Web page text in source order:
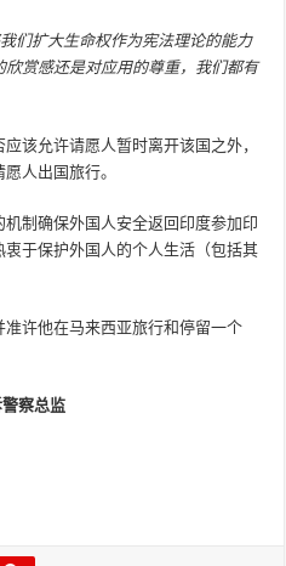
们扩大生命权作为宪法理论的能力
赏感还是对应用的尊重，我们都有
该允许请愿人暂时离开该国之外，
人出国旅行。
制确保外国人安全返回印度参加印
于保护外国人的个人生活（包括其
许他在马来西亚旅行和停留一个
察总监